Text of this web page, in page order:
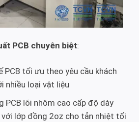
PCB chuyên biệt:
PCB tối ưu theo yêu cầu khách
nhiều loại vật liệu
PCB lõi nhôm cao cấp độ dày
lớp đồng 2oz cho tản nhiệt tối